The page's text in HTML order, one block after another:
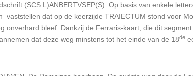
(SCS L)ANBERTVSEP(S). Op basis van enkele
vaststellen dat op de keerzijde TRAIECTUM stond voor
onverhard bleef. Dankzij de Ferraris-kaart, die dit
dat deze weg minstens tot het einde van de 18de